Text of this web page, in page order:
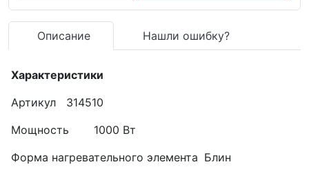
Описание Нашли ошибку?
Характеристики
Артикул
314510
Мощность
1000 Вт
Форма нагревательного элемента Блин